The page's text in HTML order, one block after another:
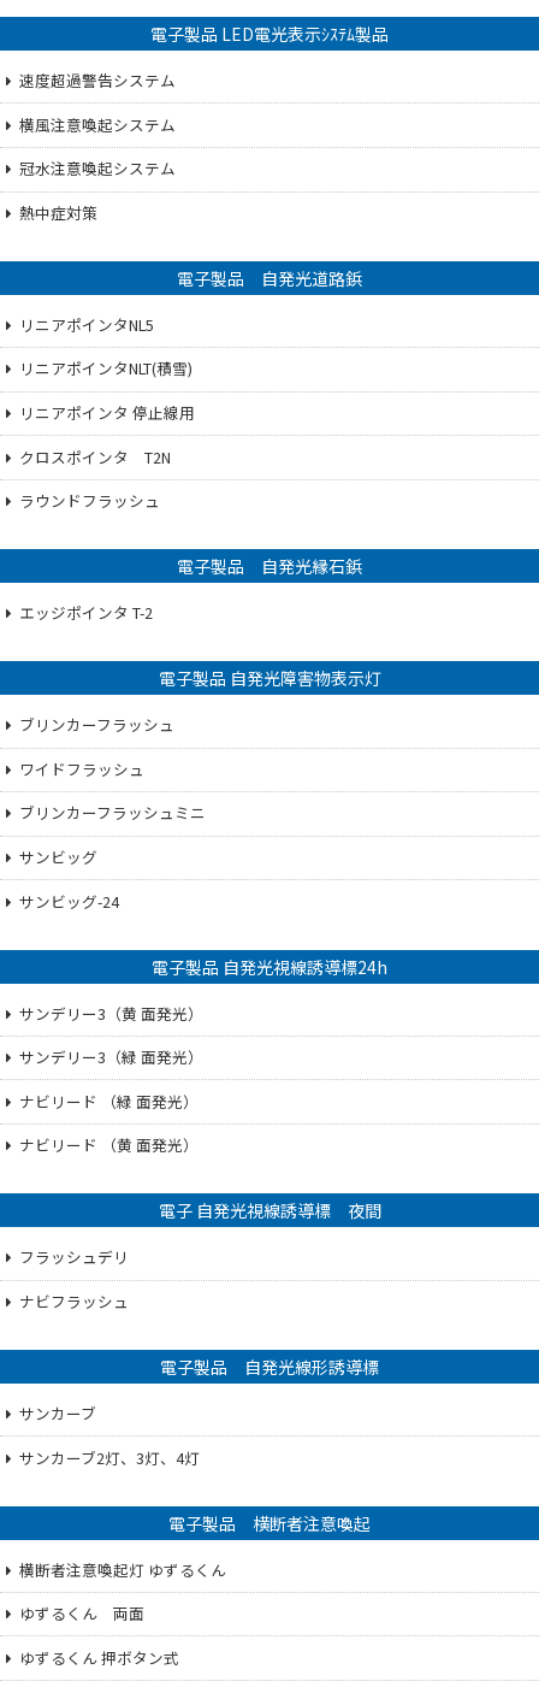
電子製品 LED電光表示ｼｽﾃﾑ製品
速度超過警告システム
横風注意喚起システム
冠水注意喚起システム
熱中症対策
電子製品 自発光道路鋲
リニアポインタNL5
リニアポインタNLT(積雪)
リニアポインタ 停止線用
クロスポインタ T2N
ラウンドフラッシュ
電子製品 自発光縁石鋲
エッジポインタ T-2
電子製品 自発光障害物表示灯
ブリンカーフラッシュ
ワイドフラッシュ
ブリンカーフラッシュミニ
サンビッグ
サンビッグ-24
電子製品 自発光視線誘導標24h
サンデリー3（黄 面発光）
サンデリー3（緑 面発光）
ナビリード （緑 面発光）
ナビリード （黄 面発光）
電子 自発光視線誘導標 夜間
フラッシュデリ
ナビフラッシュ
電子製品 自発光線形誘導標
サンカーブ
サンカーブ2灯、3灯、4灯
電子製品 横断者注意喚起
横断者注意喚起灯 ゆずるくん
ゆずるくん 両面
ゆずるくん 押ボタン式